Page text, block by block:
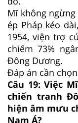
Mĩ không
ép Pháp kéo
1954, viện trợ
chiếm 73%
Đông Dương.
Đáp án cần
Câu 19: Việc
chiến tranh
hiện âm mưu
Nam Á?